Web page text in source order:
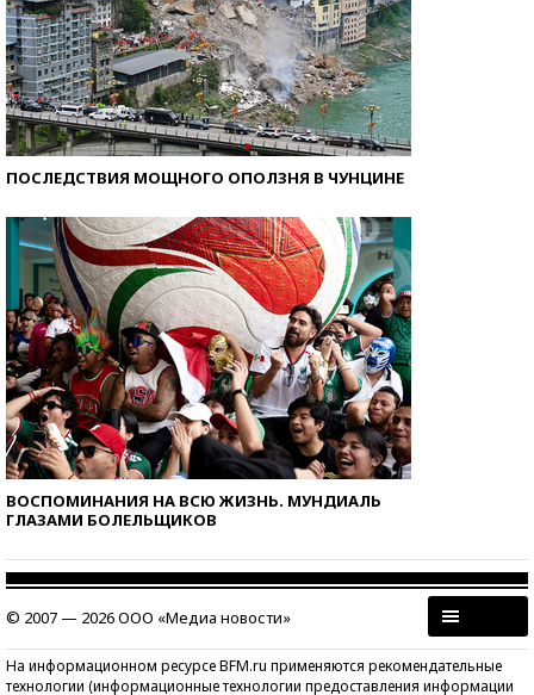
ПОСЛЕДСТВИЯ МОЩНОГО ОПОЛЗНЯ В ЧУНЦИНЕ
ВОСПОМИНАНИЯ НА ВСЮ ЖИЗНЬ. МУНДИАЛЬ
ГЛАЗАМИ БОЛЕЛЬЩИКОВ
© 2007 — 2026 ООО «Медиа новости»
На информационном ресурсе BFM.ru применяются рекомендательные
технологии (информационные технологии предоставления информации